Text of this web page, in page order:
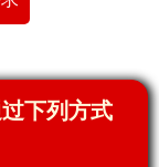
下列方式